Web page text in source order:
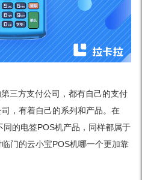
三方支付公司，都有自己的支付
，有着自己的系列和产品。在
的电签POS机产品，同样都属于
门的云小宝POS机哪一个更加靠